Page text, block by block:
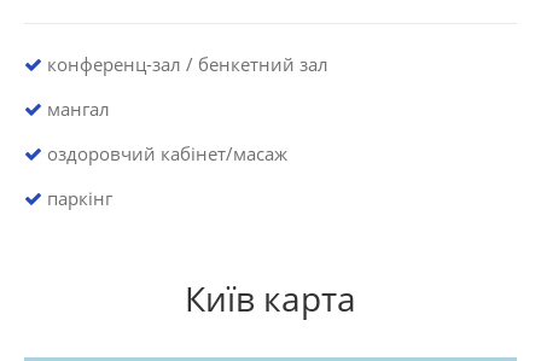
конференц-зал / бенкетний зал
мангал
оздоровчий кабінет/масаж
паркінг
Київ карта